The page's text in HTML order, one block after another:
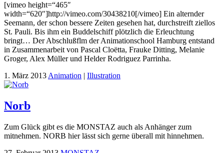
[vimeo height=“465″
width=“620″]http://vimeo.com/30438210[/vimeo] Ein alternder
Seemann, der schon bessere Zeiten gesehen hat, durchstreift ziellos
St. Pauli. Bis ihm ein Buddelschiff plötzlich die Erleuchtung
bringt… Der Abschlußflm der Animationschool Hamburg entstand
in Zusammenarbeit von Pascal Cloëtta, Frauke Ditting, Melanie
Groger, Alex Müller und Helder Rodriguez Parrinha.
1. März 2013 Animation | Illustration
Norb
Zum Glück gibt es die MONSTAZ auch als Anhänger zum
mitnehmen. NORB hier lässt sich gerne überall mit hinnehmen.